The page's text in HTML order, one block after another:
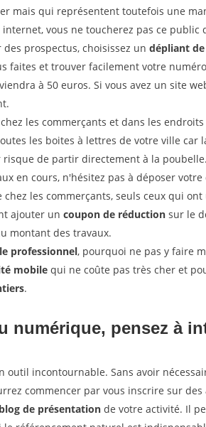
mais qui représentent toutefois une
vous ne toucherez pas ce
prospectus, choisissez un dépliant
faites et trouver facilement votre
à 50 euros. Si vous avez un site
les commerçants et dans les
les boites à lettres de votre ville car
de partir directement à la
en cours, n'hésitez pas à déposer
chez les commerçants, seuls ceux qui
ajouter un coupon de réduction sur le
montant des travaux.
professionnel, pourquoi ne pas y faire
mobile qui ne coûte pas très cher et
.
numérique, pensez à
outil incontournable. Sans avoir
commencer par vous inscrire sur des
de présentation de votre activité. Il